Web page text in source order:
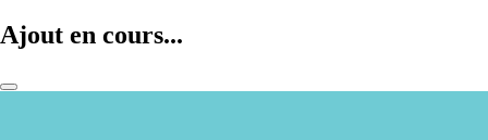
Ajout en cours...